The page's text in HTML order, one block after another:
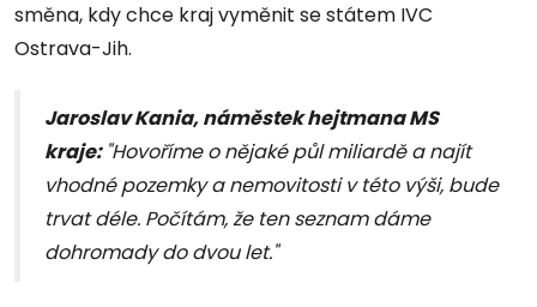
směna, kdy chce kraj vyměnit se státem IVC
Ostrava-Jih.
Jaroslav Kania, náměstek hejtmana MS
kraje: "Hovoříme o nějaké půl miliardě a najít
vhodné pozemky a nemovitosti v této výši, bude
trvat déle. Počítám, že ten seznam dáme
dohromady do dvou let."